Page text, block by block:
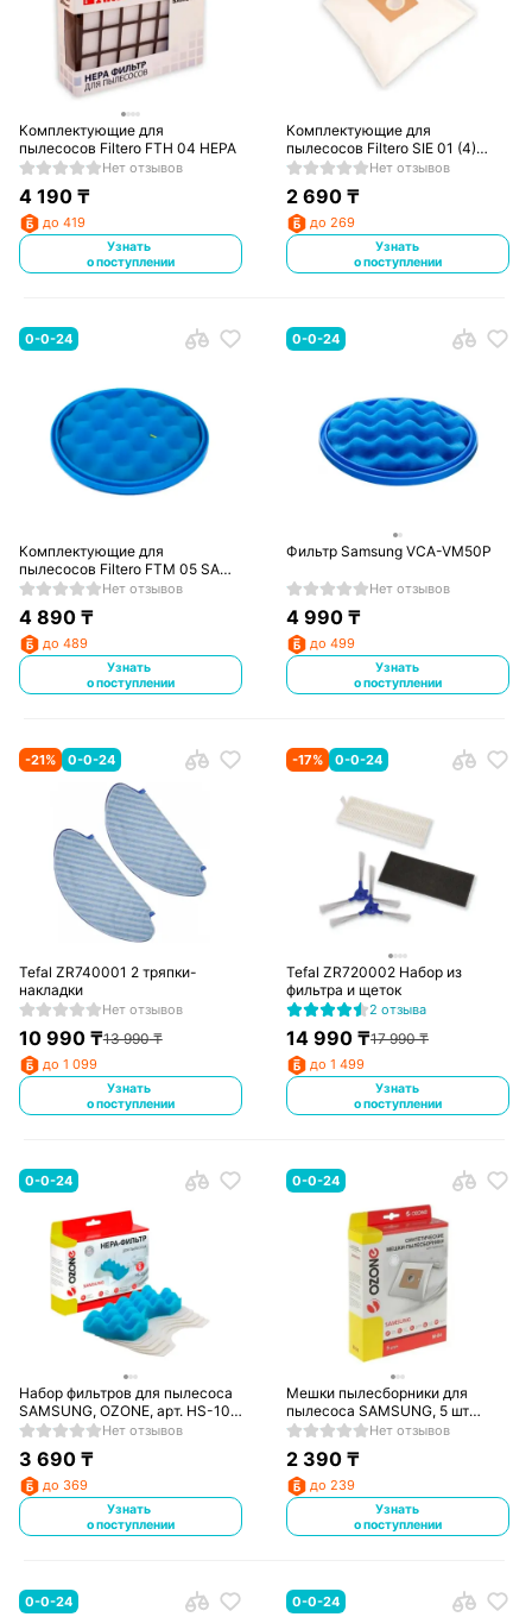
Комплектующие для
пылесосов Filtero FTH 04 HEPA
Нет отзывов
4 190₸
до 419
Узнать
о поступлении
Комплектующие для
пылесосов Filtero SIE 01 (4)
Comfort комплект мешков
Нет отзывов
2 690 ₸
до 269
Узнать
о поступлении
0-0-24
Комплектующие для
пылесосов Filtero FTM 05 SAM
комплект моторных фильтров
Нет отзывов
4 890₸
до 489
Узнать
о поступлении
0-0-24
Фильтр Samsung VCA-VM50P
Нет отзывов
4 990 ₸
до 499
Узнать
о поступлении
-21% 0-0-24
Tefal ZR740001 2 тряпки-
накладки
Нет отзывов
10 990₸13 990₸
до 1 099
Узнать
о поступлении
-17% 0-0-24
Tefal ZR720002 Набор из
фильтра и щеток
2 отзыва
14 990 ₸17 990₸
до 1 499
Узнать
о поступлении
0-0-24
Набор фильтров для пылесоса
SAMSUNG, OZONE, арт. HS-10,
тип оригинального фильтра:
Нет отзывов
3 690₸
до 369
Узнать
о поступлении
0-0-24
Мешки пылесборники для
пылесоса SAMSUNG, 5 шт
OZONE, M-04, тип
Нет отзывов
2 390 ₸
до 239
Узнать
о поступлении
0-0-24 0-0-24